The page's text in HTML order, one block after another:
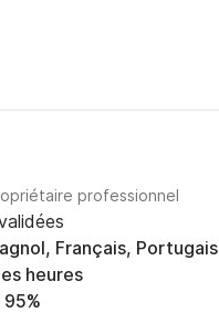
professionnel
Français, Portugais
heures